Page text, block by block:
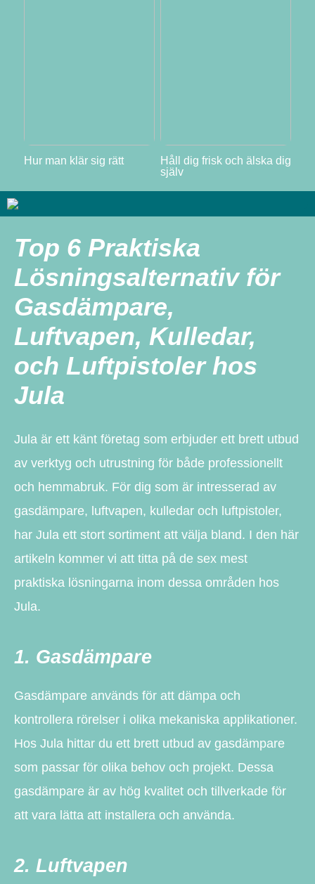
Hur man klär sig rätt
Håll dig frisk och älska dig
själv
Top 6 Praktiska
Lösningsalternativ för
Gasdämpare,
Luftvapen, Kulledar,
och Luftpistoler hos
Jula
Jula är ett känt företag som erbjuder ett brett utbud
av verktyg och utrustning för både professionellt
och hemmabruk. För dig som är intresserad av
gasdämpare, luftvapen, kulledar och luftpistoler,
har Jula ett stort sortiment att välja bland. I den här
artikeln kommer vi att titta på de sex mest
praktiska lösningarna inom dessa områden hos
Jula.
1. Gasdämpare
Gasdämpare används för att dämpa och
kontrollera rörelser i olika mekaniska applikationer.
Hos Jula hittar du ett brett utbud av gasdämpare
som passar för olika behov och projekt. Dessa
gasdämpare är av hög kvalitet och tillverkade för
att vara lätta att installera och använda.
2. Luftvapen